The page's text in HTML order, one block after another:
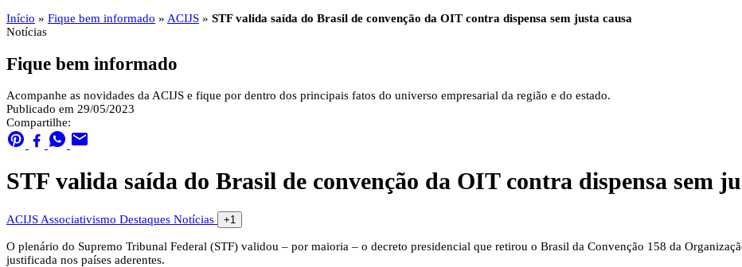
Início » Fique bem informado » ACIJS » STF valida saída do Brasil de convenção da OIT contra dispensa sem justa causa
Notícias
Fique bem informado
Acompanhe as novidades da ACIJS e fique por dentro dos principais fatos do universo empresarial da região e do estado.
Publicado em 29/05/2023
Compartilhe:
STF valida saída do Brasil de convenção da OIT contra dispensa sem
ACIJS Associativismo Destaques Notícias +1
O plenário do Supremo Tribunal Federal (STF) validou – por maioria – o decreto presidencial que retirou o Brasil da Convenção 158 da
justificada nos países aderentes.